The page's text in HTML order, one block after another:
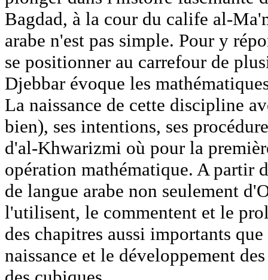
Bagdad, à la cour du calife al-
arabe n'est pas simple. Pour y
se positionner au carrefour de
Djebbar évoque les
La naissance de cette discipline
bien), ses intentions, ses
d'al-Khwarizmi où pour la
opération mathématique. A partir
de langue arabe non seulement
l'utilisent, le commentent et le
des chapitres aussi importants
naissance et le développement